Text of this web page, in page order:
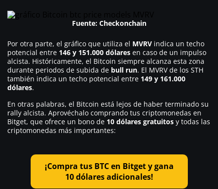
Fuente: Checkonchain
Por otra parte, el gráfico que utiliza el MVRV indica un techo
potencial entre 146 y 151.000 dólares en caso de un impulso
alcista. Históricamente, el Bitcoin siempre alcanza esta zona
durante periodos de subida de bull run. El MVRV de los STH
también indica un techo potencial entre 149 y 161.000
dólares.
En otras palabras, el Bitcoin está lejos de haber terminado su
rally alcista. Aprovéchalo comprando tus criptomonedas en
Bitget, que ofrece un bono de 10 dólares gratuitos y todas las
criptomonedas más importantes:
¡Compra tus BTC en Bitget y gana
10 dólares adicionales!